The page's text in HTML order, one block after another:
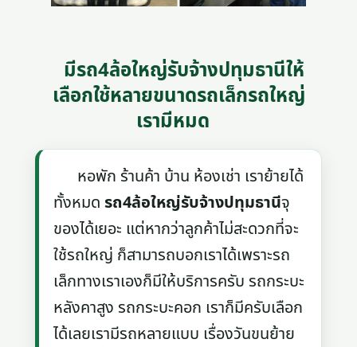
มีรถ4ล้อใหญ่รับจ้างปทุมธานีให้
เลือกใช้หลายขนาดรถเล็กรถใหญ่
เรามีหมด
หอพัก ร้านค้า บ้าน ห้องเช่า เราย้ายได้
ทั้งหมดรถ4ล้อใหญ่รับจ้างปทุมธานีจุ
ของได้เยอะ แต่หากว่าลูกค้าไม่สะดวกที่จะ
ใช้รถใหญ่ ก็สามารถบอกเราได้เพราะรถ
เล็กทางเราเองก็มีให้บริการครับ รถกระบะ
หลังคาสูง รถกระบะคอก เราก็มีครับเลือก
ได้เลยเรามีรถหลายแบบ เรื่องวันขนย้าย